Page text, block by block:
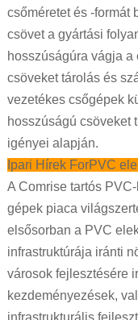
csőméretet és -formát
csövet a gyártási
hosszúságúra vágja
csöveket tárolás és
vezetékes csőgépek
hosszúságú csöveket
igényei alapján.
Ipari Hírek ForPVC
A Comrise tartós
gépek piaca
elsősorban a PVC
infrastruktúrája iránti
városok fejlesztésére
kezdeményezések,
infrastrukturális